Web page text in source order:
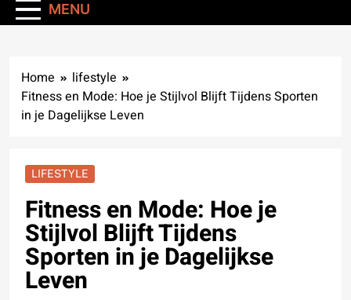
MENU
Home
lifestyle
Fitness en Mode: Hoe je Stijlvol Blijft Tijdens Sporten
in je Dagelijkse Leven
LIFESTYLE
Fitness en Mode: Hoe je
Stijlvol Blijft Tijdens
Sporten in je Dagelijkse
Leven